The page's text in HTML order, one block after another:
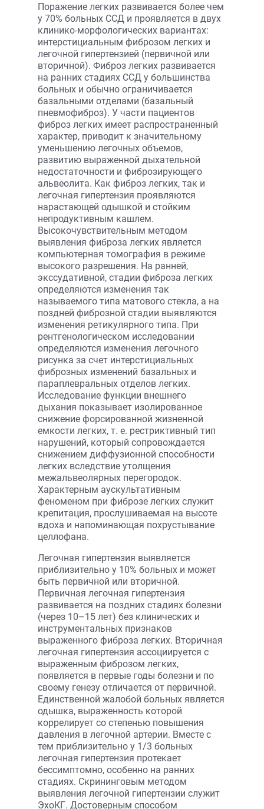
Поражение легких развивается более чем
у 70% больных ССД и проявляется в двух
клинико-морфологических вариантах:
интерстициальным фиброзом легких и
легочной гипертензией (первичной или
вторичной). Фиброз легких развивается
на ранних стадиях ССД у большинства
больных и обычно ограничивается
базальными отделами (базальный
пневмофиброз). У части пациентов
фиброз легких имеет распространенный
характер, приводит к значительному
уменьшению легочных объемов,
развитию выраженной дыхательной
недостаточности и фиброзирующего
альвеолита. Как фиброз легких, так и
легочная гипертензия проявляются
нарастающей одышкой и стойким
непродуктивным кашлем.
Высокочувствительным методом
выявления фиброза легких является
компьютерная томография в режиме
высокого разрешения. На ранней,
экссудативной, стадии фиброза легких
определяются изменения так
называемого типа матового стекла, а на
поздней фиброзной стадии выявляются
изменения ретикулярного типа. При
рентгенологическом исследовании
определяются изменения легочного
рисунка за счет интерстициальных
фиброзных изменений базальных и
параплевральных отделов легких.
Исследование функции внешнего
дыхания показывает изолированное
снижение форсированной жизненной
емкости легких, т. е. рестриктивный тип
нарушений, который сопровождается
снижением диффузионной способности
легких вследствие утолщения
межальвеолярных перегородок.
Характерным аускультативным
феноменом при фиброзе легких служит
крепитация, прослушиваемая на высоте
вдоха и напоминающая похрустывание
целлофана.
Легочная гипертензия выявляется
приблизительно у 10% больных и может
быть первичной или вторичной.
Первичная легочная гипертензия
развивается на поздних стадиях болезни
(через 10–15 лет) без клинических и
инструментальных признаков
выраженного фиброза легких. Вторичная
легочная гипертензия ассоциируется с
выраженным фиброзом легких,
появляется в первые годы болезни и по
своему генезу отличается от первичной.
Единственной жалобой больных является
одышка, выраженность которой
коррелирует со степенью повышения
давления в легочной артерии. Вместе с
тем приблизительно у 1/3 больных
легочная гипертензия протекает
бессимптомно, особенно на ранних
стадиях. Скрининговым методом
выявления легочной гипертензии служит
ЭхоКГ. Достоверным способом